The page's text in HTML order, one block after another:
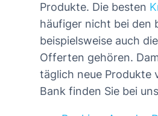
Produkte. Die besten
häufiger nicht bei den
beispielsweise auch
Offerten gehören.
täglich neue Produkte
Bank finden Sie bei